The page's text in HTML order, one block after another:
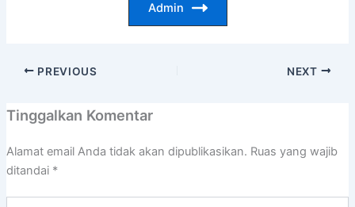
Admin
PREVIOUS NEXT
Tinggalkan Komentar
Alamat email Anda tidak akan dipublikasikan. Ruas yang wajib
ditandai *